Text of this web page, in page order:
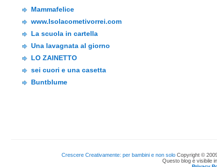
Mammafelice
www.Isolacometivorrei.com
La scuola in cartella
Una lavagnata al giorno
LO ZAINETTO
sei cuori e una casetta
Buntblume
Crescere Creativamente: per bambini e non solo Copyright ©
Questo blog è visibile